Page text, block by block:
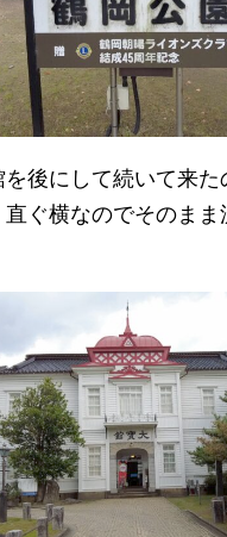
後にして続いて来
ぐ横なのでそのまま